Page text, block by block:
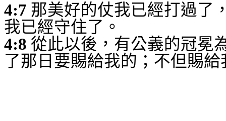
4:7 那美好的仗我已經打過了
我已經守住了。
4:8 從此以後，有公義的冠冕
了那日要賜給我的；不但賜